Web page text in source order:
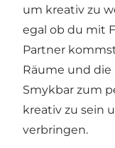
um kreativ zu
egal ob du mit
Partner
Räume und
Smykbar zum
kreativ zu sein
verbringen.